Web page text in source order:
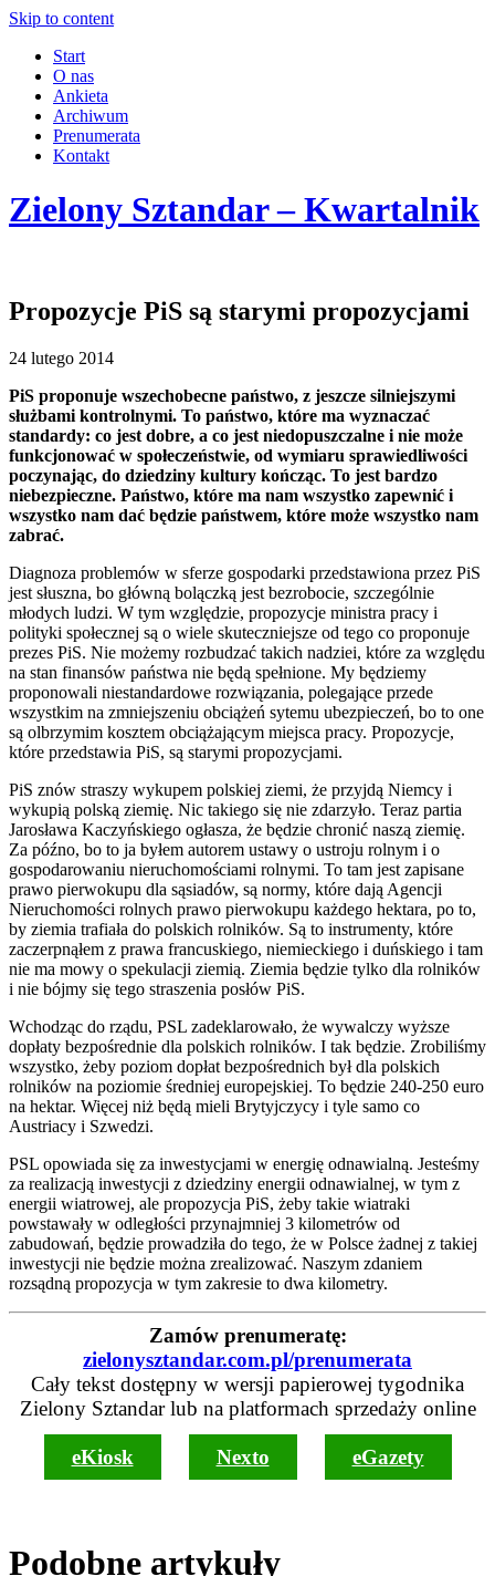
Skip to content
Start
O nas
Ankieta
Archiwum
Prenumerata
Kontakt
Zielony Sztandar – Kwartalnik
Propozycje PiS są starymi propozycjami
24 lutego 2014
PiS proponuje wszechobecne państwo, z jeszcze silniejszymi
służbami kontrolnymi. To państwo, które ma wyznaczać
standardy: co jest dobre, a co jest niedopuszczalne i nie może
funkcjonować w społeczeństwie, od wymiaru sprawiedliwości
poczynając, do dziedziny kultury kończąc. To jest bardzo
niebezpieczne. Państwo, które ma nam wszystko zapewnić i
wszystko nam dać będzie państwem, które może wszystko nam
zabrać.
Diagnoza problemów w sferze gospodarki przedstawiona przez PiS
jest słuszna, bo główną bolączką jest bezrobocie, szczególnie
młodych ludzi. W tym względzie, propozycje ministra pracy i
polityki społecznej są o wiele skuteczniejsze od tego co proponuje
prezes PiS. Nie możemy rozbudzać takich nadziei, które za względu
na stan finansów państwa nie będą spełnione. My będziemy
proponowali niestandardowe rozwiązania, polegające przede
wszystkim na zmniejszeniu obciążeń sytemu ubezpieczeń, bo to one
są olbrzymim kosztem obciążającym miejsca pracy. Propozycje,
które przedstawia PiS, są starymi propozycjami.
PiS znów straszy wykupem polskiej ziemi, że przyjdą Niemcy i
wykupią polską ziemię. Nic takiego się nie zdarzyło. Teraz partia
Jarosława Kaczyńskiego ogłasza, że będzie chronić naszą ziemię.
Za późno, bo to ja byłem autorem ustawy o ustroju rolnym i o
gospodarowaniu nieruchomościami rolnymi. To tam jest zapisane
prawo pierwokupu dla sąsiadów, są normy, które dają Agencji
Nieruchomości rolnych prawo pierwokupu każdego hektara, po to,
by ziemia trafiała do polskich rolników. Są to instrumenty, które
zaczerpnąłem z prawa francuskiego, niemieckiego i duńskiego i tam
nie ma mowy o spekulacji ziemią. Ziemia będzie tylko dla rolników
i nie bójmy się tego straszenia posłów PiS.
Wchodząc do rządu, PSL zadeklarowało, że wywalczy wyższe
dopłaty bezpośrednie dla polskich rolników. I tak będzie. Zrobiliśmy
wszystko, żeby poziom dopłat bezpośrednich był dla polskich
rolników na poziomie średniej europejskiej. To będzie 240-250 euro
na hektar. Więcej niż będą mieli Brytyjczycy i tyle samo co
Austriacy i Szwedzi.
PSL opowiada się za inwestycjami w energię odnawialną. Jesteśmy
za realizacją inwestycji z dziedziny energii odnawialnej, w tym z
energii wiatrowej, ale propozycja PiS, żeby takie wiatraki
powstawały w odległości przynajmniej 3 kilometrów od
zabudowań, będzie prowadziła do tego, że w Polsce żadnej z takiej
inwestycji nie będzie można zrealizować. Naszym zdaniem
rozsądną propozycja w tym zakresie to dwa kilometry.
Zamów prenumeratę:
zielonysztandar.com.pl/prenumerata
Cały tekst dostępny w wersji papierowej tygodnika
Zielony Sztandar lub na platformach sprzedaży online
eKiosk Nexto eGazety
Podobne artykuły